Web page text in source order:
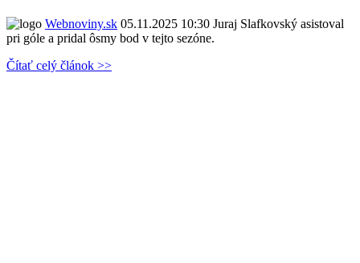
Webnoviny.sk 05.11.2025 10:30 Juraj Slafkovský asistoval
pri góle a pridal ôsmy bod v tejto sezóne.
Čítať celý článok >>